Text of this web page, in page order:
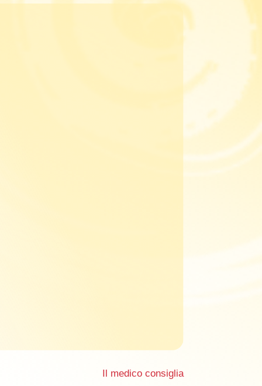
Il medico consiglia